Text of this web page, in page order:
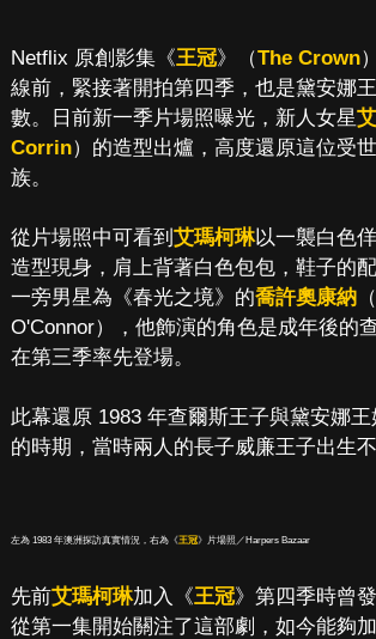
Netflix 原創影集《王冠》（The Crown
線前，緊接著開拍第四季，也是黛安娜
數。日前新一季片場照曝光，新人女星
Corrin）的造型出爐，高度還原這位受
族。
從片場照中可看到 艾瑪柯琳以一襲白色
造型現身，肩上背著白色包包，鞋子的配
一旁男星為《春光之境》的喬許奧康納
O'Connor），他飾演的角色是成年後的
在第三季率先登場。
此幕還原 1983 年查爾斯王子與黛安娜
的時期，當時兩人的長子威廉王子出生不
左為 1983 年澳洲探訪真實情況，右為《王冠》片場照／Harpers Bazaar
先前艾瑪柯琳加入《王冠》第四季時曾
從第一集開始關注了這部劇，如今能夠